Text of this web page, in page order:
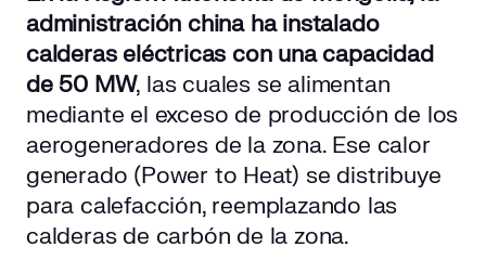
administración china ha instalado
calderas eléctricas con una capacidad
de 50 MW, las cuales se alimentan
mediante el exceso de producción de los
aerogeneradores de la zona. Ese calor
generado (Power to Heat) se distribuye
para calefacción, reemplazando las
calderas de carbón de la zona.